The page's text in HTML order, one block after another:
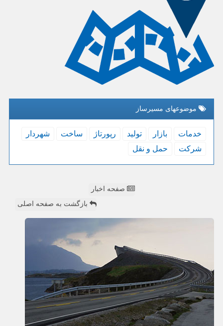
موضوعهای مسیرساز
خدمات بازار تولید رپورتاژ ساخت
شهردار
شركت
حمل و نقل
صفحه اخبار
بازگشت به صفحه اصلی